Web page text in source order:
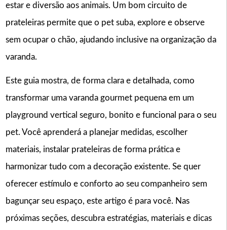
estar e diversão aos animais. Um bom circuito de
prateleiras permite que o pet suba, explore e observe
sem ocupar o chão, ajudando inclusive na organização da
varanda.
Este guia mostra, de forma clara e detalhada, como
transformar uma varanda gourmet pequena em um
playground vertical seguro, bonito e funcional para o seu
pet. Você aprenderá a planejar medidas, escolher
materiais, instalar prateleiras de forma prática e
harmonizar tudo com a decoração existente. Se quer
oferecer estímulo e conforto ao seu companheiro sem
bagunçar seu espaço, este artigo é para você. Nas
próximas seções, descubra estratégias, materiais e dicas